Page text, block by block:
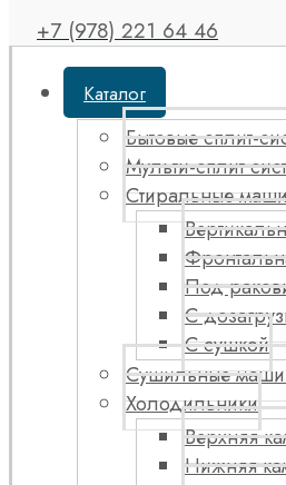
+7 (978) 221 64 46
Каталог
Бытовые сплит-
Мульти-сплит
Стиральные
Под
С
С сушкой
Сушильные
Холодильники
Верхняя
Нижняя